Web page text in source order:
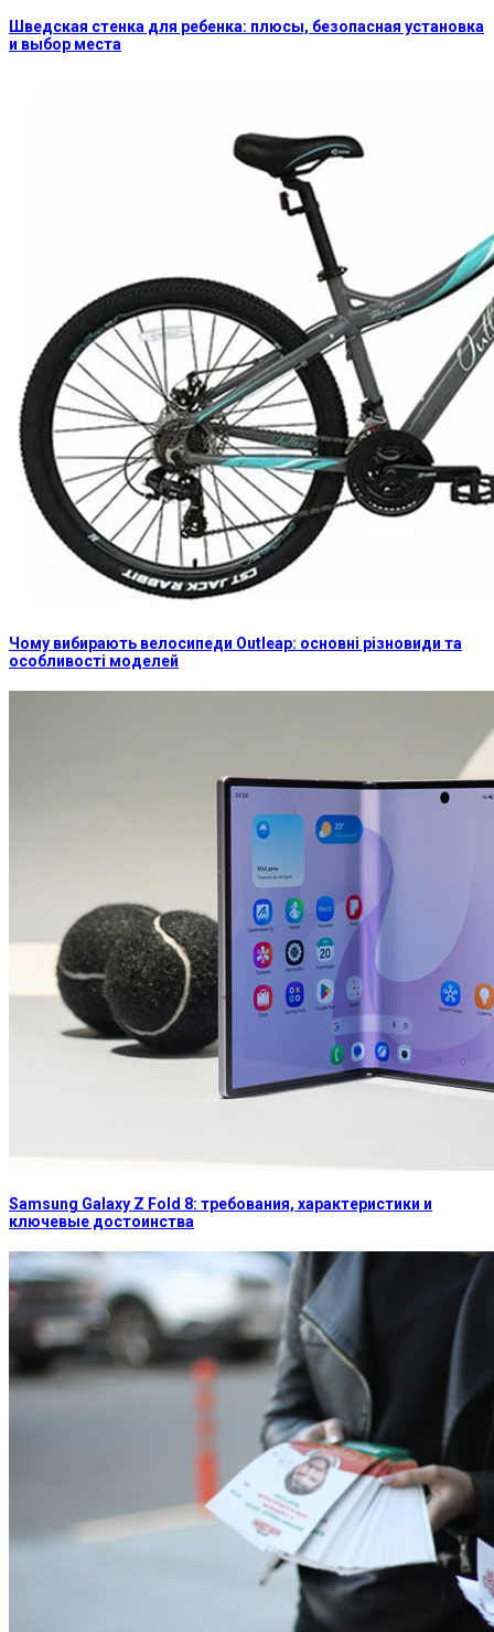
Шведская стенка для ребенка: плюсы, безопасная установка
и выбор места
Чому вибирають велосипеди Outleap: основні різновиди та
особливості моделей
Samsung Galaxy Z Fold 8: требования, характеристики и
ключевые достоинства